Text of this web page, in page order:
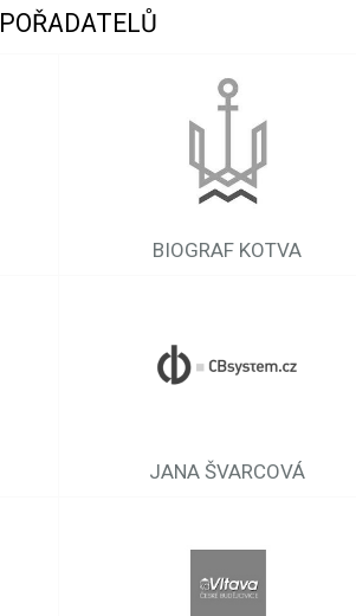
POŘADATELŮ
BIOGRAF KOTVA
JANA ŠVARCOVÁ